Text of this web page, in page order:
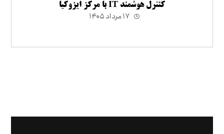
کنترل هوشمند IT با مرکز ایزوکیا
۱۷ مرداد ۱۴۰۵